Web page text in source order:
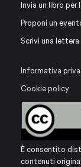
Invia un libro per
Proponi un
Scrivi una lettera
Informativa
Cookie policy
È consentito
contenuti